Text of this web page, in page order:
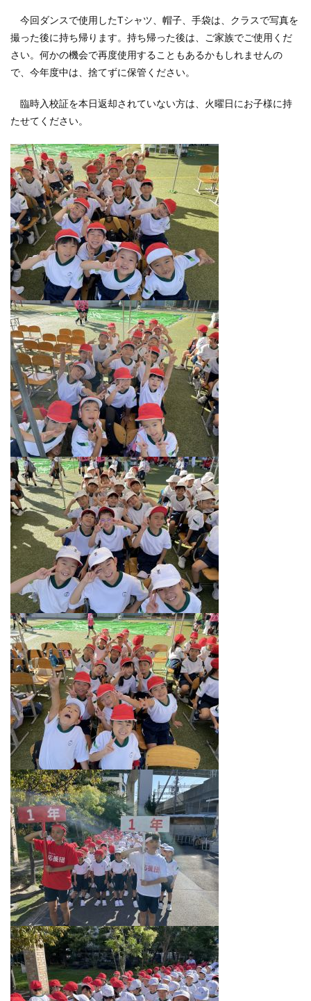
今回ダンスで使用したTシャツ、帽子、手袋は、クラスで写真を
撮った後に持ち帰ります。持ち帰った後は、ご家族でご使用くだ
さい。何かの機会で再度使用することもあるかもしれませんの
で、今年度中は、捨てずに保管ください。
臨時入校証を本日返却されていない方は、火曜日にお子様に持
たせてください。